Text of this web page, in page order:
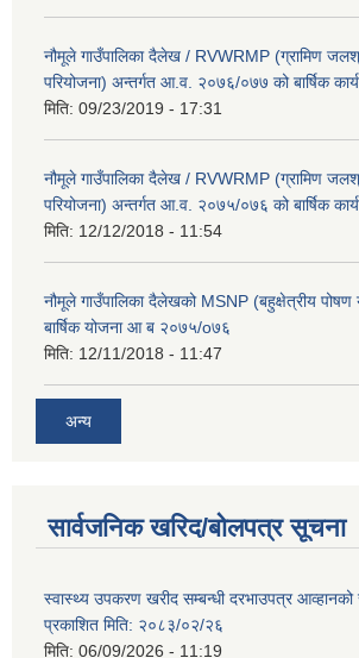
नौमूले गाउँपालिका दैलेख / RVWRMP (ग्रामिण
परियोजना) अन्तर्गत आ.व. २०७६/०७७ को बार्षिक
मिति: 09/23/2019 - 17:31
नौमूले गाउँपालिका दैलेख / RVWRMP (ग्रामिण
परियोजना) अन्तर्गत आ.व. २०७५/०७६ को बार्षिक
मिति: 12/12/2018 - 11:54
नौमूले गाउँपालिका दैलेखको MSNP (बहुक्षेत्रीय
बार्षिक योजना आ ब २०७५/o७६
मिति: 12/11/2018 - 11:47
अन्य
सार्वजनिक खरिद/बोलपत्र सूचना
स्वास्थ्य उपकरण खरीद सम्बन्धी दरभाउपत्र
प्रकाशित मिति: २०८३/०२/२६
मिति: 06/09/2026 - 11:19